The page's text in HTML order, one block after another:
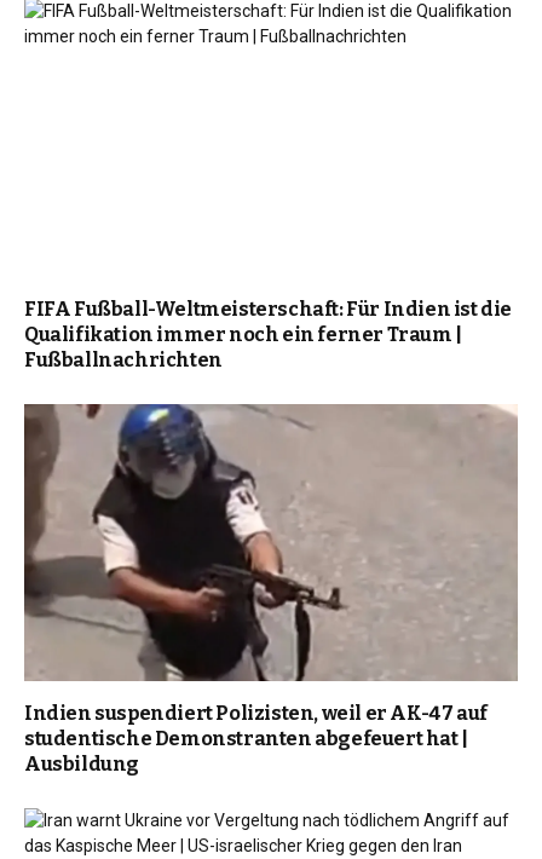
FIFA Fußball-Weltmeisterschaft: Für Indien ist die
Qualifikation immer noch ein ferner Traum |
Fußballnachrichten
Indien suspendiert Polizisten, weil er AK-47 auf
studentische Demonstranten abgefeuert hat |
Ausbildung